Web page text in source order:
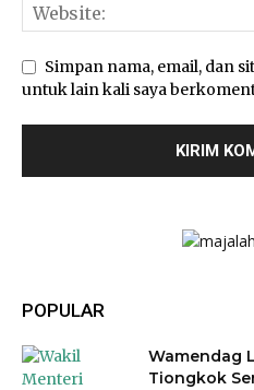
Simpan nama, email, dan
untuk lain kali saya
POPULAR
Wamendag
Tiongkok